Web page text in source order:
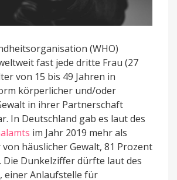
(WHO)
fast jede dritte Frau (27
von 15 bis 49 Jahren in
körperlicher und/oder
in ihrer Partnerschaft
In Deutschland gab es laut des
im Jahr 2019 mehr als
von häuslicher Gewalt, 81 Prozent
Die Dunkelziffer dürfte laut des
, einer Anlaufstelle für